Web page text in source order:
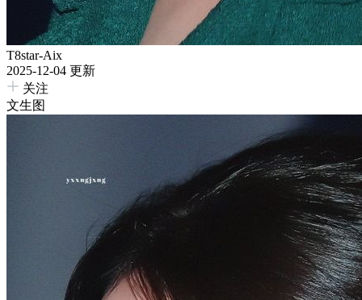
T8star-Aix
2025-12-04 更新
关注
文生图